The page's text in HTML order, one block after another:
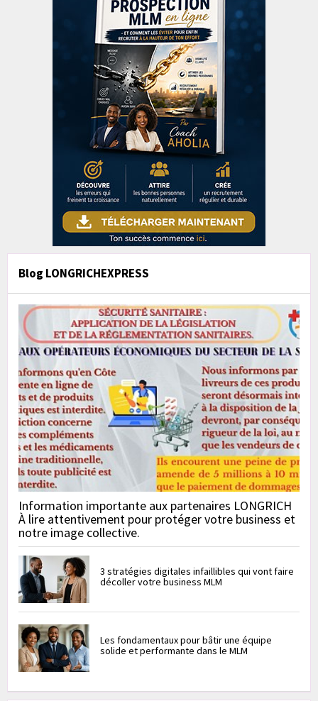
Blog LONGRICHEXPRESS
Information importante aux partenaires LONGRICH
À lire attentivement pour protéger votre business et
notre image collective.
3 stratégies digitales infaillibles qui vont faire
décoller votre business MLM
Les fondamentaux pour bâtir une équipe
solide et performante dans le MLM